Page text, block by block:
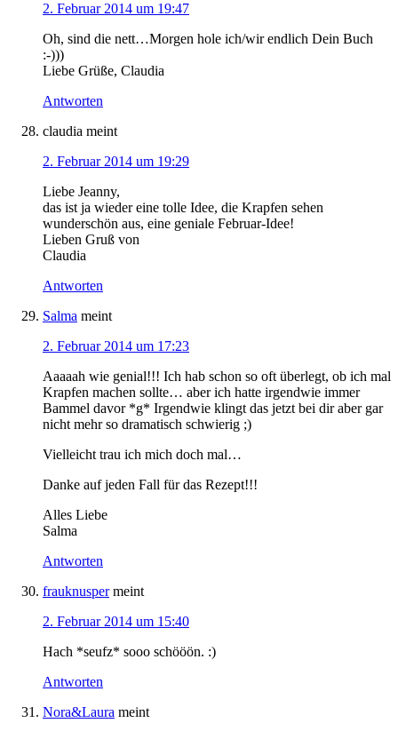
2. Februar 2014 um 19:47
Oh, sind die nett…Morgen hole ich/wir endlich Dein Buch
:-)))
Liebe Grüße, Claudia
Antworten
claudia meint
2. Februar 2014 um 19:29
Liebe Jeanny,
das ist ja wieder eine tolle Idee, die Krapfen sehen
wunderschön aus, eine geniale Februar-Idee!
Lieben Gruß von
Claudia
Antworten
Salma meint
2. Februar 2014 um 17:23
Aaaaah wie genial!!! Ich hab schon so oft überlegt, ob ich mal
Krapfen machen sollte… aber ich hatte irgendwie immer
Bammel davor *g* Irgendwie klingt das jetzt bei dir aber gar
nicht mehr so dramatisch schwierig ;)
Vielleicht trau ich mich doch mal…
Danke auf jeden Fall für das Rezept!!!
Alles Liebe
Salma
Antworten
frauknusper meint
2. Februar 2014 um 15:40
Hach *seufz* sooo schööön. :)
Antworten
Nora&Laura meint